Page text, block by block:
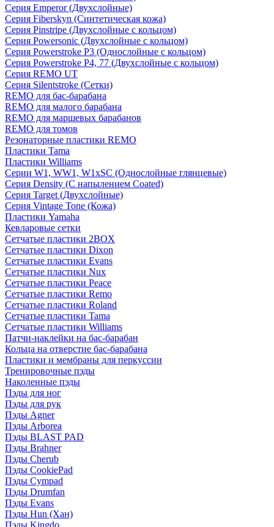
Серия Emperor (Двухслойные)
Серия Fiberskyn (Синтетическая кожа)
Серия Pinstripe (Двухслойные с кольцом)
Серия Powersonic (Двухслойные с кольцом)
Серия Powerstroke P3 (Однослойные с кольцом)
Серия Powerstroke P4, 77 (Двухслойные с кольцом)
Серия REMO UT
Серия Silentstroke (Сетки)
REMO для бас-барабана
REMO для малого барабана
REMO для маршевых барабанов
REMO для томов
Резонаторные пластики REMO
Пластики Tama
Пластики Williams
Серии W1, WW1, W1xSC (Однослойные глянцевые)
Серия Density (C напылением Coated)
Серия Target (Двухслойные)
Серия Vintage Tone (Кожа)
Пластики Yamaha
Кевларовые сетки
Сетчатые пластики 2BOX
Сетчатые пластики Dixon
Сетчатые пластики Evans
Сетчатые пластики Nux
Сетчатые пластики Peace
Сетчатые пластики Remo
Сетчатые пластики Roland
Сетчатые пластики Tama
Сетчатые пластики Williams
Патчи-наклейки на бас-барабан
Кольца на отверстие бас-барабана
Пластики и мембраны для перкуссии
Тренировочные пэды
Наколенные пэды
Пэды для ног
Пэды для рук
Пэды Agner
Пэды Arborea
Пэды BLAST PAD
Пэды Brahner
Пэды Cherub
Пэды CookiePad
Пэды Cympad
Пэды Drumfan
Пэды Evans
Пэды Hun (Хан)
Пэды Kingdo